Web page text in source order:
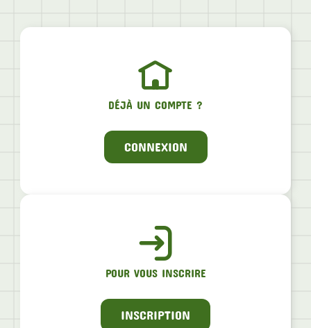
DÉJÀ UN COMPTE ?
CONNEXION
POUR VOUS INSCRIRE
INSCRIPTION